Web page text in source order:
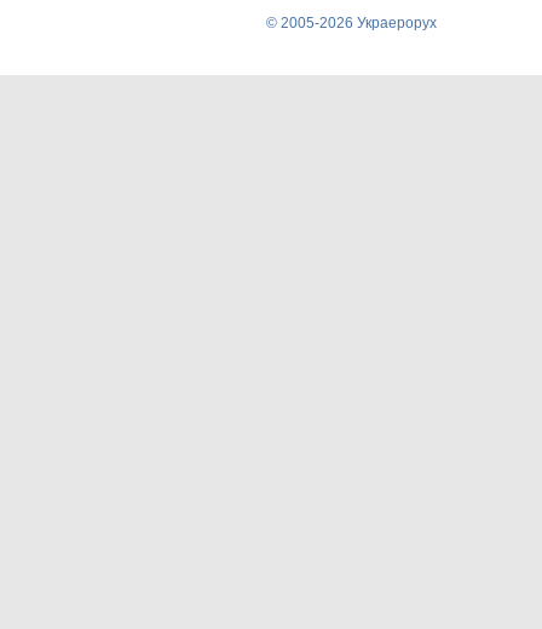
© 2005-2026 Украерорух